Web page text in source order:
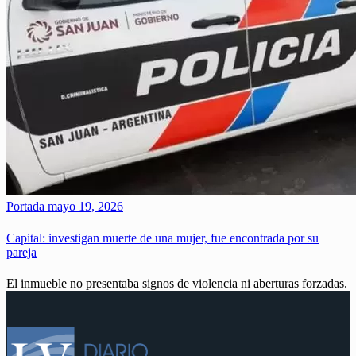
Portada mayo 19, 2026
Capital: investigan muerte de una mujer, fue encontrada por su
pareja
El inmueble no presentaba signos de violencia ni aberturas forzadas.